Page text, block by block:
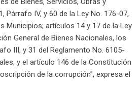
Párrafo IV, y 60 de la Ley No. 176-07,
Municipios; artículos 14 y 17 de la Ley
General de Bienes Nacionales, los
III, y 31 del Reglamento No. 6105-
y el artículo 146 de la Constitución
de la corrupción”, expresa el